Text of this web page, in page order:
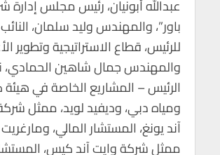
عبدالله أبونيان، رئيس مجلس إدارة
باور”، والمهندس وليد سلمان،
للرئيس، قطاع الاستراتيجية وتطوير
والمهندس جمال شاهين الحمادي،
الرئيس – المشاريع الخاصة في هيئة
ومياه دبي، وديفيد لويد، ممثل
آند يونغ، المستشار المالي،
ممثل شركة وايت آند كيس،